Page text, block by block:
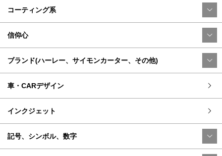
コーティング系
信仰心
ブランド(ハーレー、サイモンカーター、その他)
車・CARデザイン
インクジェット
記号、シンボル、数字